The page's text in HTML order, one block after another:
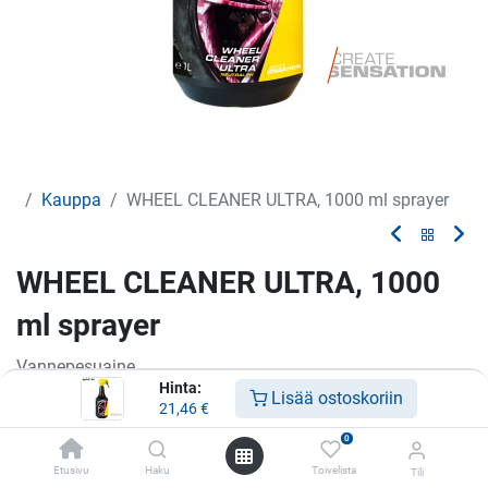
Hinta:
21,46€ Lisää ostoskoriin
Etusivu Haku
0
Toivelista Tili
Kauppa WHEEL CLEANER ULTRA, 1000 ml sprayer
WHEEL CLEANER ULTRA, 1000
ml sprayer
Vannepesuaine
€